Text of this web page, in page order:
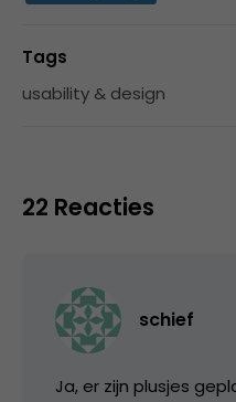
Tags
usability & design
22 Reacties
schief
Ja, er zijn plusjes